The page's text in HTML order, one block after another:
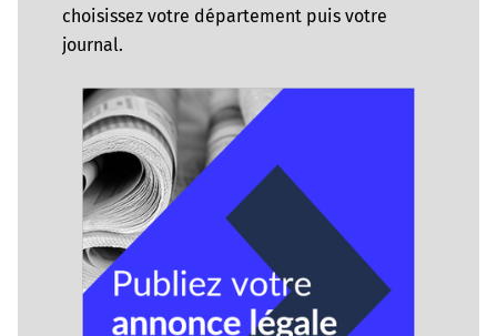
choisissez votre département puis votre
journal.